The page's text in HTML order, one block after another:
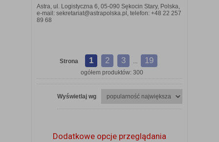
Astra, ul. Logistyczna 6, 05-090 Sękocin Stary, Polska,
e-mail: sekretariat@astrapolska.pl, telefon: +48 22 257
89 68
Strona 1 2 3 ... 19
ogółem produktów: 300
Wyświetlaj wg
Dodatkowe opcje przeglądania